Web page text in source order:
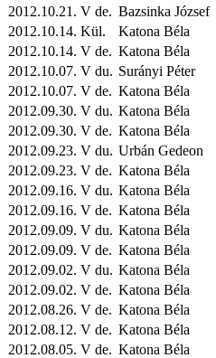
2012.10.21. V de. Bazsinka József
2012.10.14. Kül. Katona Béla
2012.10.14. V de. Katona Béla
2012.10.07. V du. Surányi Péter
2012.10.07. V de. Katona Béla
2012.09.30. V du. Katona Béla
2012.09.30. V de. Katona Béla
2012.09.23. V du. Urbán Gedeon
2012.09.23. V de. Katona Béla
2012.09.16. V du. Katona Béla
2012.09.16. V de. Katona Béla
2012.09.09. V du. Katona Béla
2012.09.09. V de. Katona Béla
2012.09.02. V du. Katona Béla
2012.09.02. V de. Katona Béla
2012.08.26. V de. Katona Béla
2012.08.12. V de. Katona Béla
2012.08.05. V de. Katona Béla